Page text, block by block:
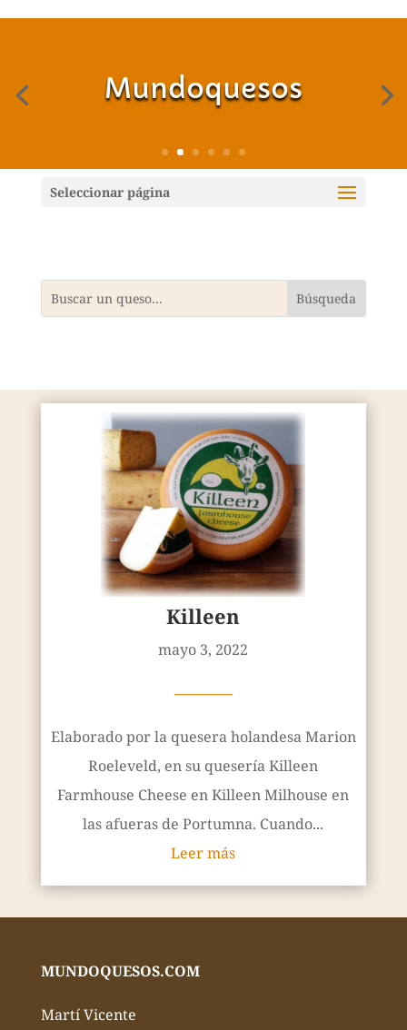
Mundoquesos
Seleccionar página
Killeen
mayo 3, 2022
————
Elaborado por la quesera holandesa Marion
Roeleveld, en su quesería Killeen
Farmhouse Cheese en Killeen Milhouse en
las afueras de Portumna. Cuando...
Leer más
MUNDOQUESOS.COM
Martí Vicente